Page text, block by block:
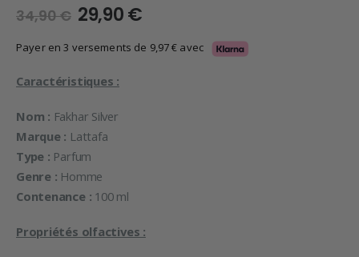
34,90€ Le
prix
initial
34,90 €.
29,90€Le
actuel
Payer en 3 versements de 9,97€ avec
Caractéristiques :
Nom : Fakhar Silver
Marque : Lattafa
Type : Parfum
Genre : Homme
Contenance : 100 ml
Propriétés olfactives :